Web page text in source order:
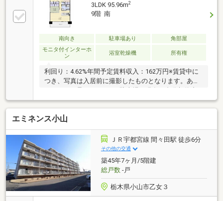
3LDK 95.96m2
9階 南
南向き 駐車場あり
角部屋
モニタ付インターホ
ン
浴室乾燥機 所有権
利回り：4.62%年間予定賃料収入：162万円※賃貸中に
つき、写真は入居前に撮影したものとなります。あら
です。（合計月額 １３，０００円（内訳 ６，００
０円／７，０００円）
エミネンス小山
ＪＲ宇都宮線 間々田駅 徒歩6分
その他の交通
築45年7ヶ月/5階建
総戸数-戸
栃木県小山市乙女３